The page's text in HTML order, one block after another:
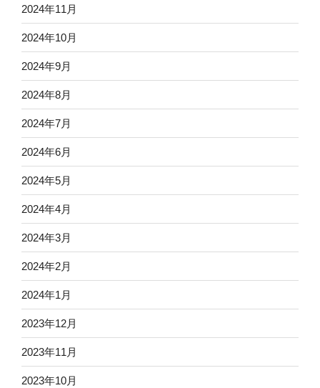
2024年11月
2024年10月
2024年9月
2024年8月
2024年7月
2024年6月
2024年5月
2024年4月
2024年3月
2024年2月
2024年1月
2023年12月
2023年11月
2023年10月